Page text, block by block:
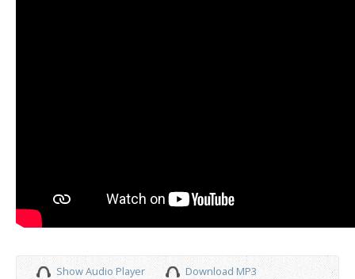
Show Audio Player Download MP3